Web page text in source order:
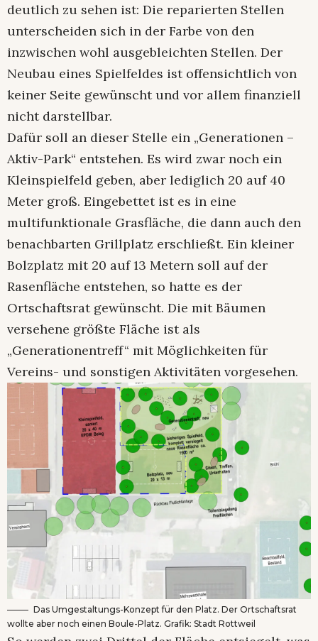
deutlich zu sehen ist: Die reparierten Stellen
unterscheiden sich in der Farbe von den
inzwischen wohl ausgebleichten Stellen. Der
Neubau eines Spielfeldes ist offensichtlich von
keiner Seite gewünscht und vor allem finanziell
nicht darstellbar.
Dafür soll an dieser Stelle ein „Generationen –
Aktiv-Park“ entstehen. Es wird zwar noch ein
Kleinspielfeld geben, aber lediglich 20 auf 40
Meter groß. Eingebettet ist es in eine
multifunktionale Grasfläche, die dann auch den
benachbarten Grillplatz erschließt. Ein kleiner
Bolzplatz mit 20 auf 13 Metern soll auf der
Rasenfläche entstehen, so hatte es der
Ortschaftsrat gewünscht. Die mit Bäumen
versehene größte Fläche ist als
„Generationentreff“ mit Möglichkeiten für
Vereins- und sonstigen Aktivitäten vorgesehen.
Das Umgestaltungs-Konzept für den Platz. Der Ortschaftsrat
wollte aber noch einen Boule-Platz. Grafik: Stadt Rottweil